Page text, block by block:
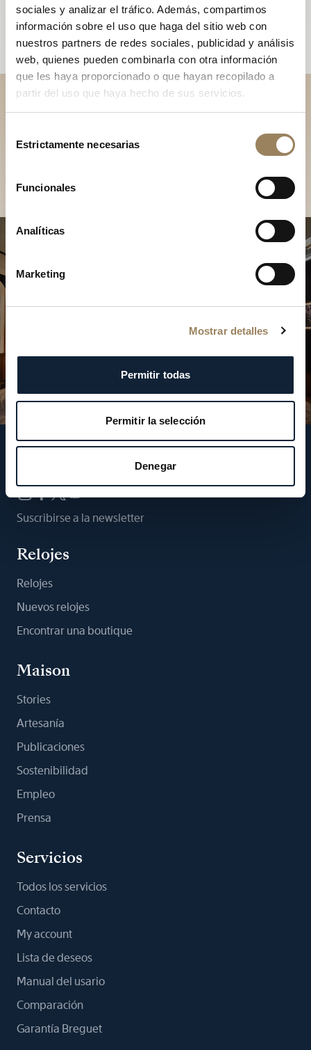
sociales y analizar el tráfico. Además, compartimos
información sobre el uso que haga del sitio web con
nuestros partners de redes sociales, publicidad y análisis
web, quienes pueden combinarla con otra información
que les haya proporcionado o que hayan recopilado a
partir del uso que haya hecho de sus servicios.
Estrictamente necesarias
Funcionales
Analíticas
Marketing
Mostrar detalles
Permitir todas
Permitir la selección
Denegar
Descubra nuestras
colecciones en boutique
Suscribirse a la newsletter
Relojes
Relojes
Nuevos relojes
Encontrar una boutique
Maison
Stories
Artesanía
Publicaciones
Sostenibilidad
Empleo
Prensa
Servicios
Todos los servicios
Contacto
My account
Lista de deseos
Manual del usario
Comparación
Garantía Breguet